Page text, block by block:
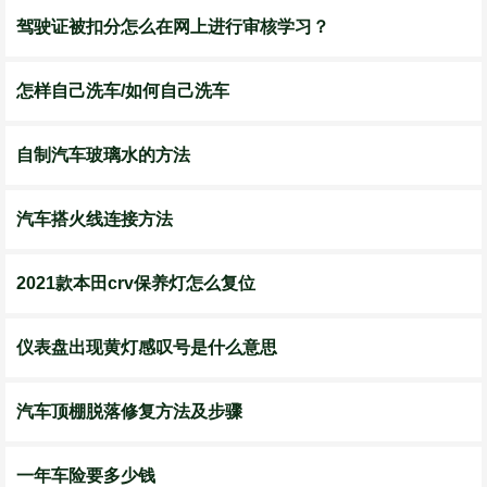
驾驶证被扣分怎么在网上进行审核学习？
怎样自己洗车/如何自己洗车
自制汽车玻璃水的方法
汽车搭火线连接方法
2021款本田crv保养灯怎么复位
仪表盘出现黄灯感叹号是什么意思
汽车顶棚脱落修复方法及步骤
一年车险要多少钱